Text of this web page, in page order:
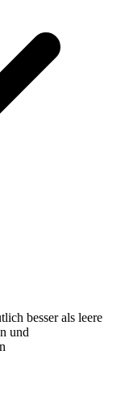
besser als leere
und